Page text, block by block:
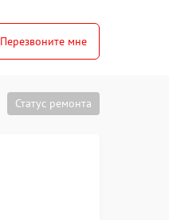
Перезвоните мне
Статус ремонта